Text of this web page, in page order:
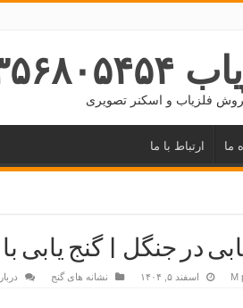
فلزیاب و اسکنر تصویری
ما ارتباط با ما
در جنگل | گنج یابی
M اسفند ۵, ۱۴۰۴ نشانه های گنج